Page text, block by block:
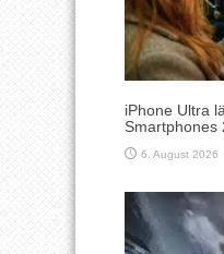
iPhone Ultra
Smartphones
6. August 2026